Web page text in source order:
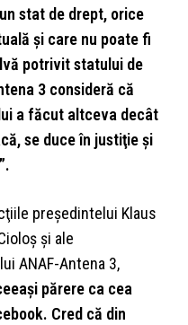
stat de drept, orice
şi care nu poate fi
potrivit statului de
3 consideră că
a făcut altceva decât
se duce în justiţie şi
preşedintelui Klaus
şi ale
ANAF-Antena 3,
părere ca cea
Cred că din